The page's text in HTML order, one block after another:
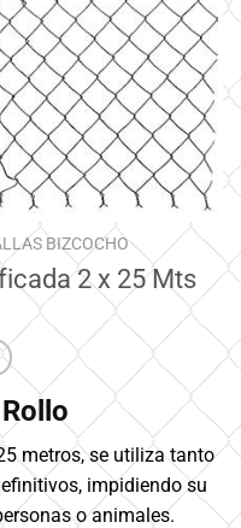
BIZCOCHO
2 x 25 Mts
Rollo
metros, se utiliza tanto
impidiendo su
o animales.